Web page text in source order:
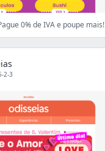
0% de IVA e poupe mais!
2-3